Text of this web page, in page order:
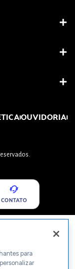
OUVIDORIA
CONTATO
para